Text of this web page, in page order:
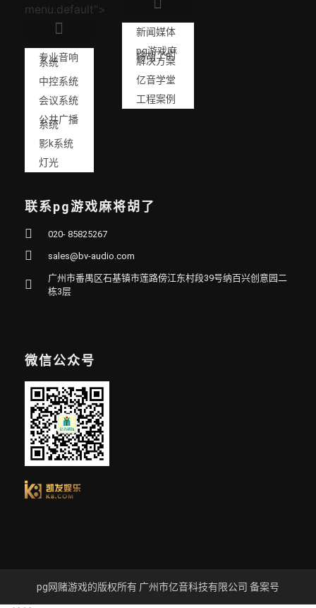
menu.default">
专业音响
系统
中控系统
会议系统
公共广播
系统
影k系统
灯光
新闻媒体
pg游戏麻
将胡了的
解决方案
亿音学堂
工程案例
联系pg游戏麻将胡了
020- 85825267
sales@bv-audio.com
广州市番禺区石基镇市莲路傍江东村段39号纳百兴创意园二
栋3层
微信公众号
pg网赌游戏的版权所有 广州市亿音科技有限公司 备案号